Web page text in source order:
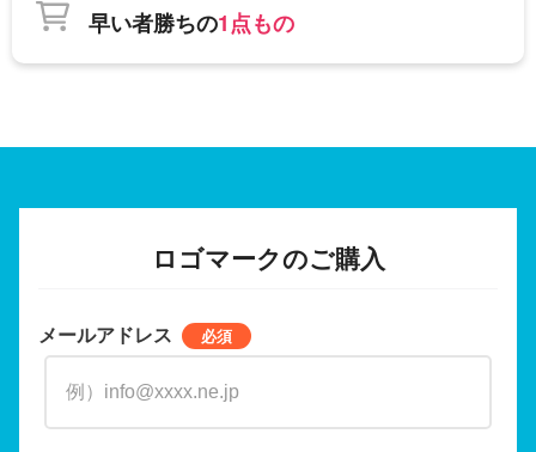
早い者勝ちの1点もの
ロゴマークのご購入
メールアドレス